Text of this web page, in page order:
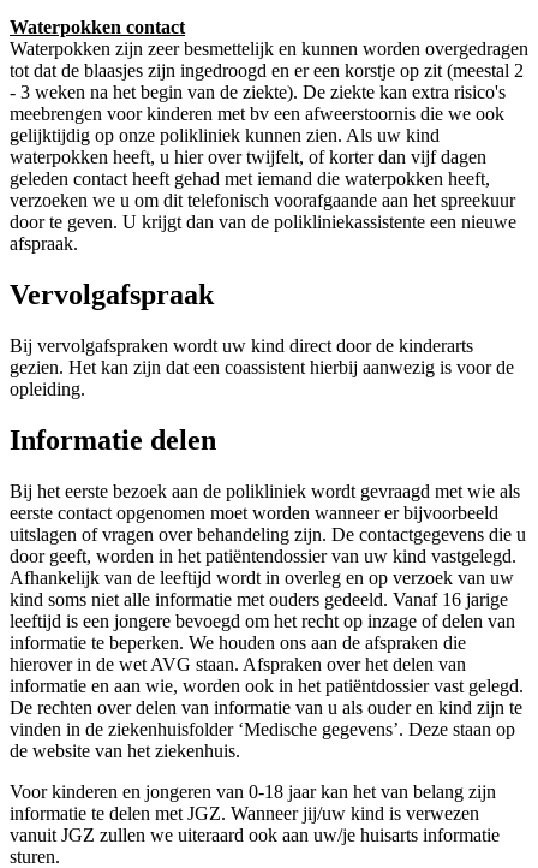
Waterpokken contact
Waterpokken zijn zeer besmettelijk en kunnen worden overgedragen
tot dat de blaasjes zijn ingedroogd en er een korstje op zit (meestal 2
- 3 weken na het begin van de ziekte). De ziekte kan extra risico's
meebrengen voor kinderen met bv een afweerstoornis die we ook
gelijktijdig op onze polikliniek kunnen zien. Als uw kind
waterpokken heeft, u hier over twijfelt, of korter dan vijf dagen
geleden contact heeft gehad met iemand die waterpokken heeft,
verzoeken we u om dit telefonisch voorafgaande aan het spreekuur
door te geven. U krijgt dan van de polikliniekassistente een nieuwe
afspraak.
Vervolgafspraak
Bij vervolgafspraken wordt uw kind direct door de kinderarts
gezien. Het kan zijn dat een coassistent hierbij aanwezig is voor de
opleiding.
Informatie delen
Bij het eerste bezoek aan de polikliniek wordt gevraagd met wie als
eerste contact opgenomen moet worden wanneer er bijvoorbeeld
uitslagen of vragen over behandeling zijn. De contactgegevens die u
door geeft, worden in het patiëntendossier van uw kind vastgelegd.
Afhankelijk van de leeftijd wordt in overleg en op verzoek van uw
kind soms niet alle informatie met ouders gedeeld. Vanaf 16 jarige
leeftijd is een jongere bevoegd om het recht op inzage of delen van
informatie te beperken. We houden ons aan de afspraken die
hierover in de wet AVG staan. Afspraken over het delen van
informatie en aan wie, worden ook in het patiëntdossier vast gelegd.
De rechten over delen van informatie van u als ouder en kind zijn te
vinden in de ziekenhuisfolder ‘Medische gegevens’. Deze staan op
de website van het ziekenhuis.
Voor kinderen en jongeren van 0-18 jaar kan het van belang zijn
informatie te delen met JGZ. Wanneer jij/uw kind is verwezen
vanuit JGZ zullen we uiteraard ook aan uw/je huisarts informatie
sturen.